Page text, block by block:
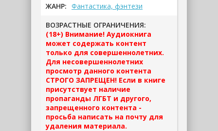
ЖАНР: Фантастика, фэнтези
ВОЗРАСТНЫЕ ОГРАНИЧЕНИЯ:
(18+) Внимание! Аудиокнига
может содержать контент
только для совершеннолетних.
Для несовершеннолетних
просмотр данного контента
СТРОГО ЗАПРЕЩЕН! Если в книге
присутствует наличие
пропаганды ЛГБТ и другого,
запрещенного контента -
просьба написать на почту для
удаления материала.